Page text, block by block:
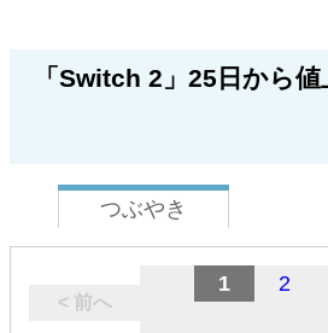
「Switch 2」25日から
つぶやき
< 前へ
1 2